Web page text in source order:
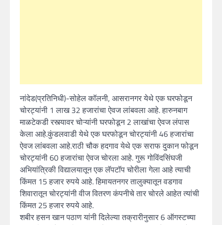
नांदेड(प्रतिनिधी)-सोहेल कॉलनी, आसरानगर येथे एक घरफोडून
चोरट्यांनी 1 लाख 32 हजारांचा ऐवज लांबवला आहे. हारुनबाग
माळटेकडी रस्त्यावर चोऱ्यांनी घरफोडून 2 लाखांचा ऐवज लंपास
केला आहे.कुंडलवाडी येथे एक घरफोडून चोरट्यांनी 46 हजारांचा
ऐवज लांबवला आहे.राठी चौक हदगाव येथे एक सराफ दुकान फोडून
चोरट्यांनी 60 हजारांचा ऐवज चोरला आहे. गुरू गोविंदसिंघजी
अभियांत्रिकी विद्यालयातून एक लॅपटॉप चोरीला गेला आहे त्याची
किंमत 15 हजार रुपये आहे. हिमायतनगर तालुक्यातून वडगाव
शिवारातून चोरट्यांनी वीज वितरण कंपनीचे तार चोरले आहेत त्यांची
किंमत 25 हजार रुपये आहे.
शबीर हसन खान पठाण यांनी दिलेल्या तक्रारीनुसार 6 ऑगस्टच्या